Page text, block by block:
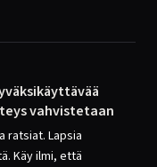
vahvistetaan
ratsiat. Lapsia
Käy ilmi, että